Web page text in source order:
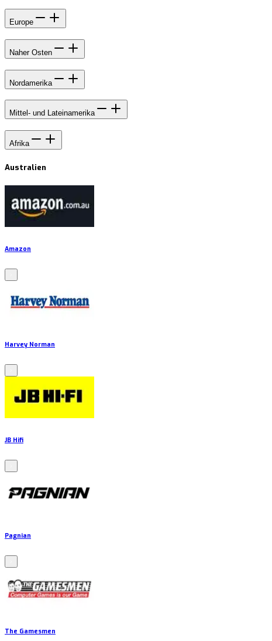
Europe
Naher Osten
Nordamerika
Mittel- und Lateinamerika
Afrika
Australien
Amazon
Harvey Norman
JB Hifi
Pagnian
The Gamesmen